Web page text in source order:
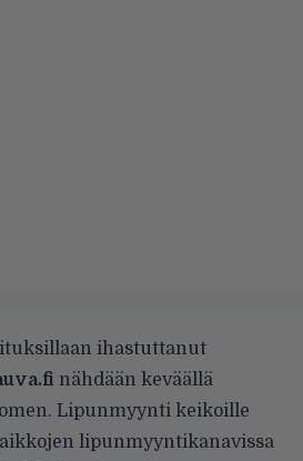
ihastuttanut
nähdään keväällä
Lipunmyynti keikoille
lipunmyyntikanavissa